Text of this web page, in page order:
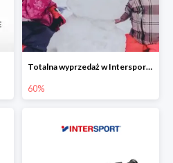
Totalna wyprzedaż w Intersport do -60%
60%